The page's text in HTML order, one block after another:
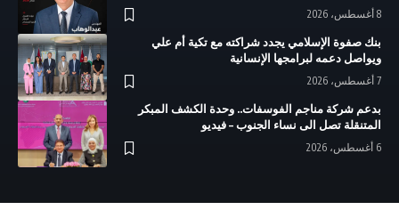
8 أغسطس، 2026
بنك صفوة الإسلامي يجدد شراكته مع تكية أم علي
ويواصل دعمه لبرامجها الإنسانية
7 أغسطس، 2026
بدعم شركة مناجم الفوسفات.. وحدة الكشف المبكر
المتنقلة تصل الى نساء الجنوب – فيديو
6 أغسطس، 2026